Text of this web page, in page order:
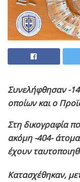
Συνελήφθησαν -
οποίων καιo
Στη δικογραφία
ακόμη -404-
έχουν
Κατασχέθηκαν,